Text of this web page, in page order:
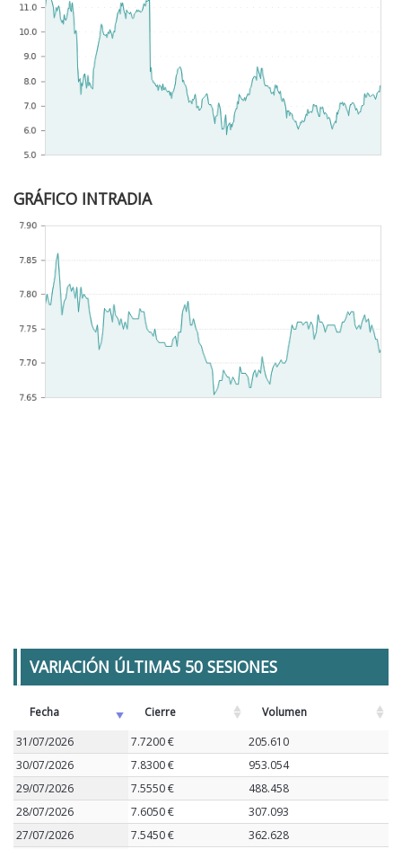
GRÁFICO INTRADIA
VARIACIÓN ÚLTIMAS 50 SESIONES
Fecha Cierre
Volumen
31/07/2026
7.7200 €
205.610
30/07/2026
7.8300 €
953.054
29/07/2026
7.5550 €
488.458
28/07/2026
7.6050 €
307.093
27/07/2026
7.5450 €
362.628